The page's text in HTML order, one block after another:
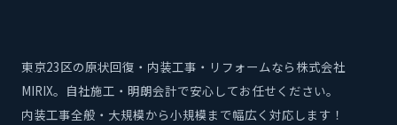
東京23区の原状回復・内装工事・リフォームなら株式会社
MIRIX。自社施工・明朗会計で安心してお任せください。
内装工事全般・大規模から小規模まで幅広く対応します！